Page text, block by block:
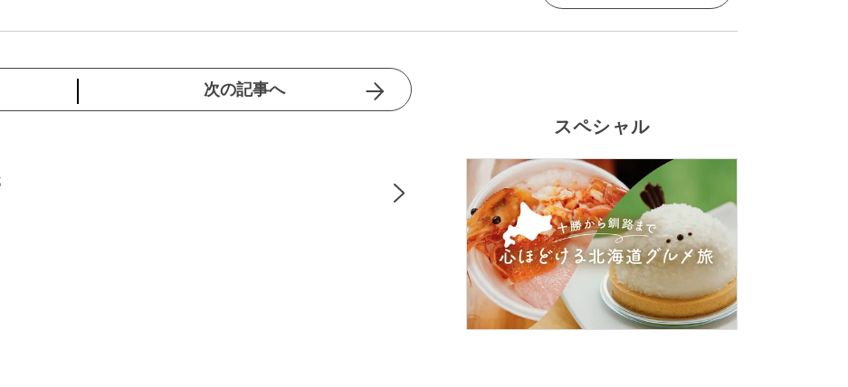
次の記事へ
スペシャル